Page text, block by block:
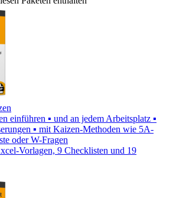
einführen ▪ und an jedem Arbeitsplatz ▪
▪ mit Kaizen-Methoden wie 5A-
oder W-Fragen
Vorlagen, 9 Checklisten und 19